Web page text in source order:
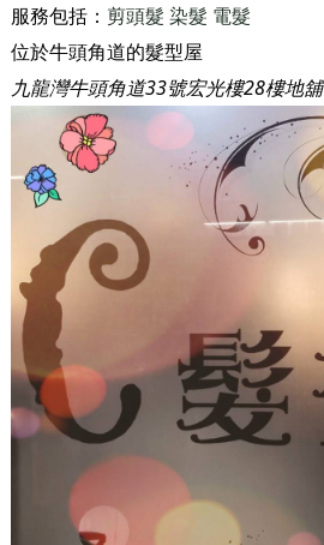
服務包括： 剪頭髮 染髮 電髮
位於牛頭角道的髮型屋
九龍灣牛頭角道33號宏光樓28樓地舖